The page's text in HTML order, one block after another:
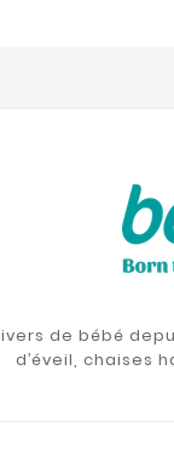
de bébé
d’éveil, chaises